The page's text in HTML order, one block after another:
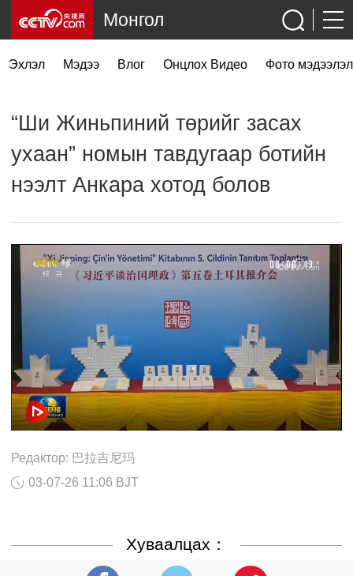
Эхлэл Мэдээ Влог Онцлох Видео Фото мэдээлэл
Монгол
“Ши Жиньпиний төрийг засах
ухаан” номын тавдугаар ботийн
нээлт Анкара хотод болов
Редактор: 巴拉吉尼玛
03-07-26 11:06 BJT
Хуваалцах：